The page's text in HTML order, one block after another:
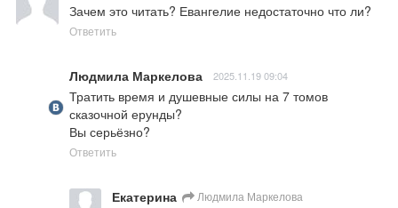
Зачем это читать? Евангелие недостаточно что ли?
Ответить
Людмила Маркелова 2025.11.19 09:04
Тратить время и душевные силы на 7 томов
сказочной ерунды?
Вы серьёзно?
Ответить
Екатерина Людмила Маркелова